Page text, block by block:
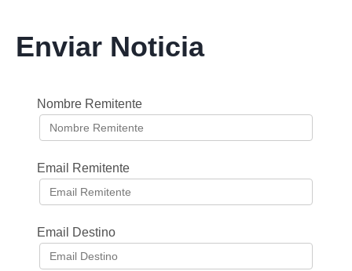
Enviar Noticia
Nombre Remitente
Email Remitente
Email Destino